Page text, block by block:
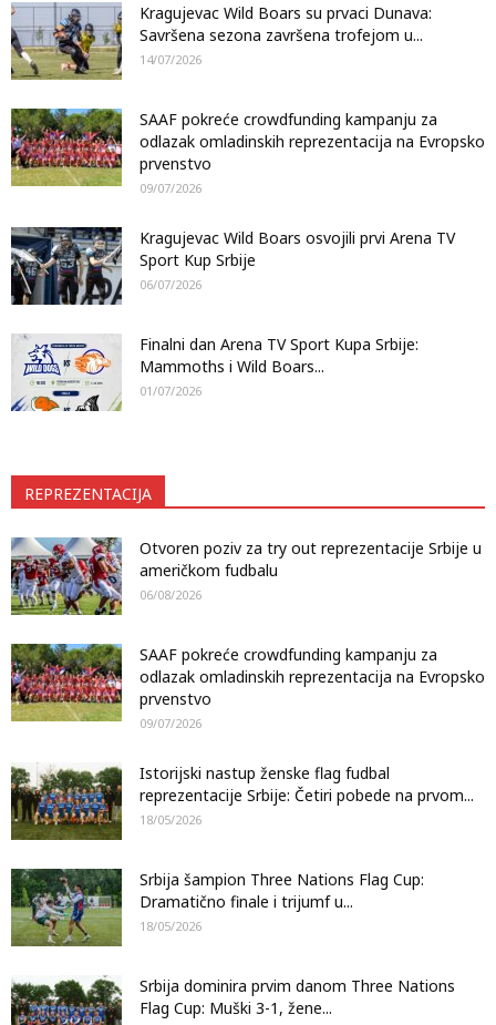
Kragujevac Wild Boars su prvaci Dunava:
Savršena sezona završena trofejom u...
14/07/2026
SAAF pokreće crowdfunding kampanju za
odlazak omladinskih reprezentacija na Evropsko
prvenstvo
09/07/2026
Kragujevac Wild Boars osvojili prvi Arena TV
Sport Kup Srbije
06/07/2026
Finalni dan Arena TV Sport Kupa Srbije:
Mammoths i Wild Boars...
01/07/2026
REPREZENTACIJA
Otvoren poziv za try out reprezentacije Srbije u
američkom fudbalu
06/08/2026
SAAF pokreće crowdfunding kampanju za
odlazak omladinskih reprezentacija na Evropsko
prvenstvo
09/07/2026
Istorijski nastup ženske flag fudbal
reprezentacije Srbije: Četiri pobede na prvom...
18/05/2026
Srbija šampion Three Nations Flag Cup:
Dramatično finale i trijumf u...
18/05/2026
Srbija dominira prvim danom Three Nations
Flag Cup: Muški 3-1, žene...